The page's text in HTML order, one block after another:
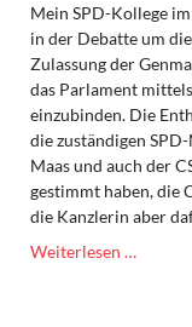
Mein SPD-Kollege
in der Debatte um
Zulassung der
das Parlament
einzubinden. Die
die zuständigen
Maas und auch der
gestimmt haben, die
die Kanzlerin aber
Weiterlesen …